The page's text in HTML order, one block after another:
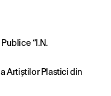
“I.N.
Artiștilor Plastici din